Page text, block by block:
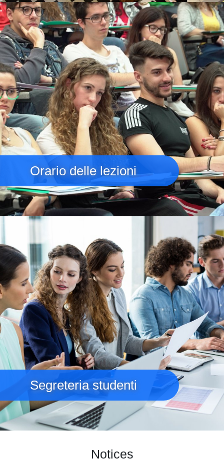
Immagine
Orario delle lezioni
Immagine
Segreteria studenti
Notices